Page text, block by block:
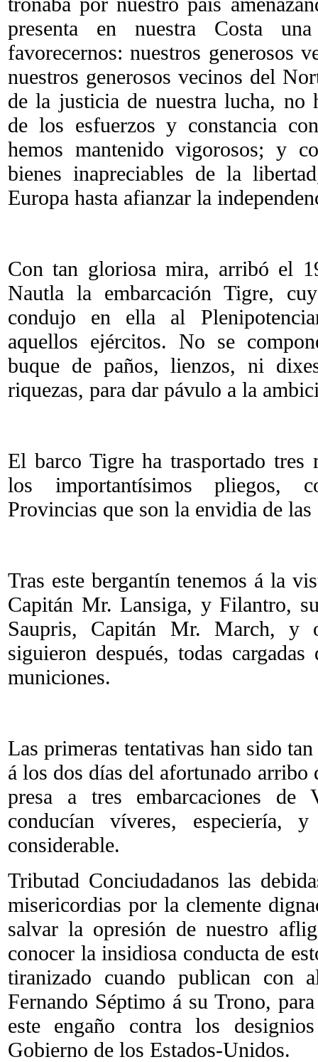
presenta en nuestra Costa
favorecernos: nuestros generosos
nuestros generosos vecinos del
de la justicia de nuestra lucha, no
de los esfuerzos y constancia
hemos mantenido vigorosos; y
bienes inapreciables de la
Europa hasta afianzar la
Con tan gloriosa mira, arribó el
Nautla la embarcación Tigre,
condujo en ella al
aquellos ejércitos. No se
buque de paños, lienzos, ni
riquezas, para dar pávulo a la
El barco Tigre ha trasportado
los importantísimos pliegos,
Provincias que son la envidia de las
Tras este bergantín tenemos á la
Capitán Mr. Lansiga, y Filantro,
Saupris, Capitán Mr. March, y
siguieron después, todas
municiones.
Las primeras tentativas han sido
á los dos días del afortunado arribo
presa a tres embarcaciones de
conducían víveres, especiería,
considerable.
Tributad Conciudadanos las
misericordias por la clemente
salvar la opresión de nuestro
conocer la insidiosa conducta de
tiranizado cuando publican con
Fernando Séptimo á su Trono,
este engaño contra los
Gobierno de los Estados-Unidos.